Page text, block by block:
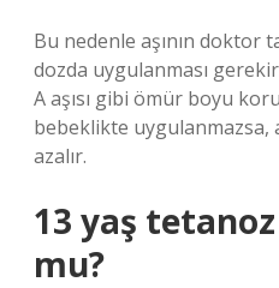
Bu nedenle aşının doktor
dozda uygulanması
A aşısı gibi ömür boyu
bebeklikte uygulanmazsa,
azalır.
13 yaş tetanoz
mu?